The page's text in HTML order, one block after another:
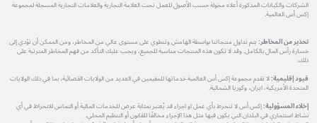
الشركات والكيانات المذكورة أعلاه مخولة حسب الأصول للعمل تحت العلامة التجارية والعلامات التجارية المسجلة لمجموعة
إكس أس العالمية.
تحذير من المخاطر:يتم تداول منتجاتنا بواسطة الهامش وتنطوي على مستوى عالي من المخاطر، ومن الممكن أن تؤدي إلى
خسارة رأس المال بالكامل. وقد لا تكون هذه المنتجات مناسبة للجميع، ويجب عليك التأكد من فهم المخاطر المترتبة على
ذلك.
قيود إقليمية:لا تقدم مجموعة إكس أس العالمية خدماتها للمقيمين في العديد من الولايات القضائية، بما في ذلك الولايات
المتحدة الأمريكية، ايران، وكوريا الشمالية.
إخلاء المسؤولية:إكس أس لا تنخرط بأي عمل او اجراء قد يُعتبر بمثابة عرض للخدمات المالية أو التماس للانخراط في أي
نشاط استثماري في البلدان التي يكون فيها مثل هذا الإجراء مخالفًا للقانون أو التنظيم المحلي.